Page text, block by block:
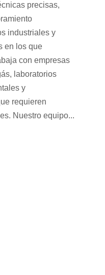
precisas,
industriales y
en los que
con empresas
laboratorios
y
requieren
Nuestro equipo...